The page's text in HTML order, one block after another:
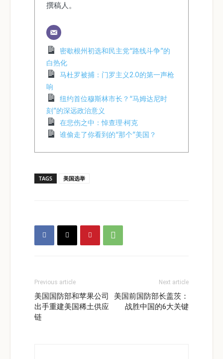
撰稿人。
密歇根州初选和民主党“路线斗争”的
白热化
马杜罗被捕：门罗主义2.0的第一声枪
响
纽约首位穆斯林市长？“马姆达尼时
刻”的深远政治意义
在悲伤之中：悼查理·柯克
谁偷走了你看到的“那个”美国？
TAGS 美国选举
Previous article
美国国防部和苹果公司
出手重建美国稀土供应
链
Next article
美国前国防部长盖茨：
战胜中国的6大关键